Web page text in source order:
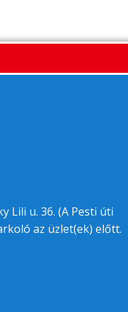
Lili u. 36. (A Pesti úti
az üzlet(ek) előtt.